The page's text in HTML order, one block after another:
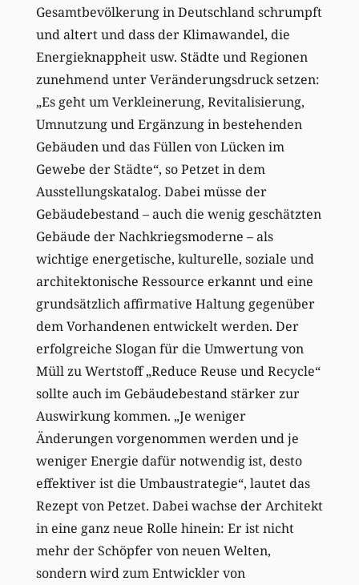
Gesamtbevölkerung in Deutschland schrumpft
und altert und dass der Klimawandel, die
Energieknappheit usw. Städte und Regionen
zunehmend unter Veränderungsdruck setzen:
„Es geht um Verkleinerung, Revitalisierung,
Umnutzung und Ergänzung in bestehenden
Gebäuden und das Füllen von Lücken im
Gewebe der Städte“, so Petzet in dem
Ausstellungskatalog. Dabei müsse der
Gebäudebestand – auch die wenig geschätzten
Gebäude der Nachkriegsmoderne – als
wichtige energetische, kulturelle, soziale und
architektonische Ressource erkannt und eine
grundsätzlich affirmative Haltung gegenüber
dem Vorhandenen entwickelt werden. Der
erfolgreiche Slogan für die Umwertung von
Müll zu Wertstoff „Reduce Reuse und Recycle“
sollte auch im Gebäudebestand stärker zur
Auswirkung kommen. „Je weniger
Änderungen vorgenommen werden und je
weniger Energie dafür notwendig ist, desto
effektiver ist die Umbaustrategie“, lautet das
Rezept von Petzet. Dabei wachse der Architekt
in eine ganz neue Rolle hinein: Er ist nicht
mehr der Schöpfer von neuen Welten,
sondern wird zum Entwickler von